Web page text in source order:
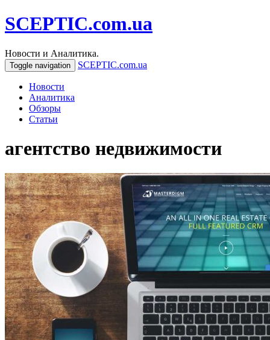
SCEPTIC.com.ua
Новости и Аналитика.
Toggle navigation SCEPTIC.com.ua
Новости
Аналитика
Обзоры
Статьи
агентство недвижимости